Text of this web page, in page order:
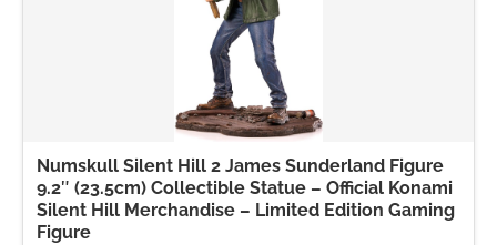
Numskull Silent Hill 2 James Sunderland Figure
9.2″ (23.5cm) Collectible Statue – Official Konami
Silent Hill Merchandise – Limited Edition Gaming
Figure